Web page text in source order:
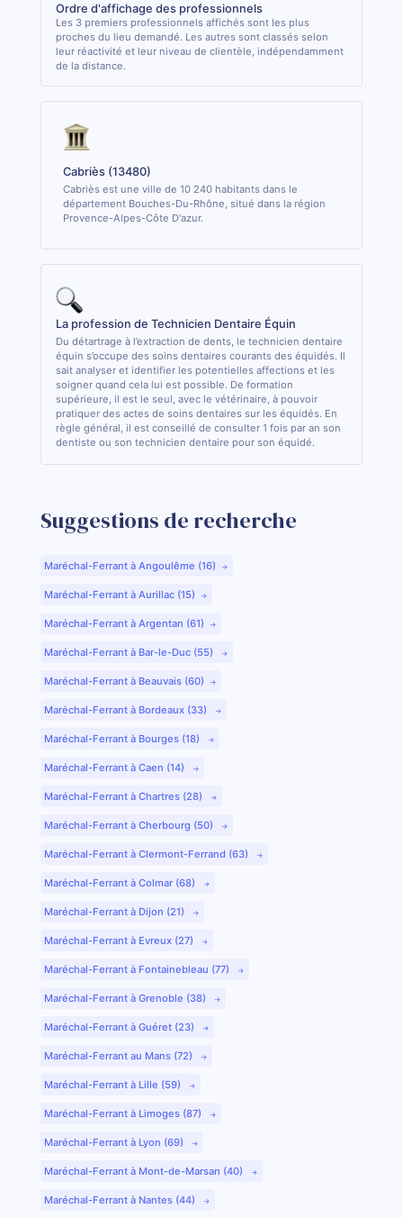
Ordre d'affichage des professionnels
Les 3 premiers professionnels affichés sont les plus
proches du lieu demandé. Les autres sont classés selon
leur réactivité et leur niveau de clientèle, indépendamment
de la distance.
Cabriès (13480)
Cabriès est une ville de 10 240 habitants dans le
département Bouches-Du-Rhône, situé dans la région
Provence-Alpes-Côte D'azur.
La profession de Technicien Dentaire Équin
Du détartrage à l’extraction de dents, le technicien dentaire
équin s’occupe des soins dentaires courants des équidés. Il
sait analyser et identifier les potentielles affections et les
soigner quand cela lui est possible. De formation
supérieure, il est le seul, avec le vétérinaire, à pouvoir
pratiquer des actes de soins dentaires sur les équidés. En
règle général, il est conseillé de consulter 1 fois par an son
dentiste ou son technicien dentaire pour son équidé.
Suggestions de recherche
Maréchal-Ferrant à Angoulême (16)
Maréchal-Ferrant à Aurillac (15)
Maréchal-Ferrant à Argentan (61)
Maréchal-Ferrant à Bar-le-Duc (55)
Maréchal-Ferrant à Beauvais (60)
Maréchal-Ferrant à Bordeaux (33)
Maréchal-Ferrant à Bourges (18)
Maréchal-Ferrant à Caen (14)
Maréchal-Ferrant à Chartres (28)
Maréchal-Ferrant à Cherbourg (50)
Maréchal-Ferrant à Clermont-Ferrand (63)
Maréchal-Ferrant à Colmar (68)
Maréchal-Ferrant à Dijon (21)
Maréchal-Ferrant à Evreux (27)
Maréchal-Ferrant à Fontainebleau (77)
Maréchal-Ferrant à Grenoble (38)
Maréchal-Ferrant à Guéret (23)
Maréchal-Ferrant au Mans (72)
Maréchal-Ferrant à Lille (59)
Maréchal-Ferrant à Limoges (87)
Maréchal-Ferrant à Lyon (69)
Maréchal-Ferrant à Mont-de-Marsan (40)
Maréchal-Ferrant à Nantes (44)